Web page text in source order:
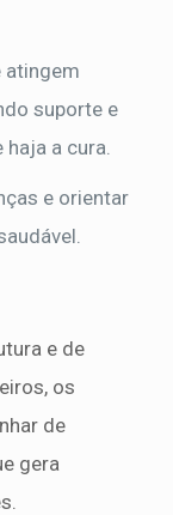
atingem
suporte e
a cura.
e orientar
e de
os
de
gera